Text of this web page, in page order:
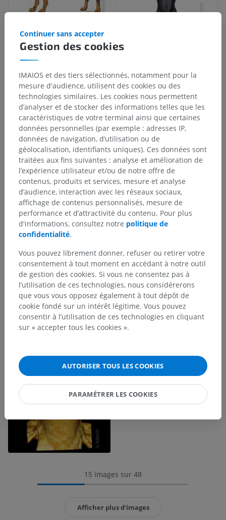
15 images sur 48
Afficher plus d'images
Gestion des cookies
Continuer sans accepter
IMAIOS et des tiers sélectionnés, notamment pour la
mesure d'audience, utilisent des cookies ou des
technologies similaires. Les cookies nous permettent
d’analyser et de stocker des informations telles que les
caractéristiques de votre terminal ainsi que certaines
données personnelles (par exemple : adresses IP,
données de navigation, d’utilisation ou de
géolocalisation, identifiants uniques). Ces données sont
traitées aux fins suivantes : analyse et amélioration de
l’expérience utilisateur et/ou de notre offre de
contenus, produits et services, mesure et analyse
d’audience, interaction avec les réseaux sociaux,
affichage de contenus personnalisés, mesure de
performance et d’attractivité du contenu. Pour plus
d'informations, consultez notre politique de
confidentialité.
Vous pouvez librement donner, refuser ou retirer votre
consentement à tout moment en accédant à notre outil
de gestion des cookies. Si vous ne consentez pas à
l’utilisation de ces technologies, nous considérerons
que vous vous opposez également à tout dépôt de
cookie fondé sur un intérêt légitime. Vous pouvez
consentir à l’utilisation de ces technologies en cliquant
sur « accepter tous les cookies ».
AUTORISER TOUS LES COOKIES
PARAMÉTRER LES COOKIES